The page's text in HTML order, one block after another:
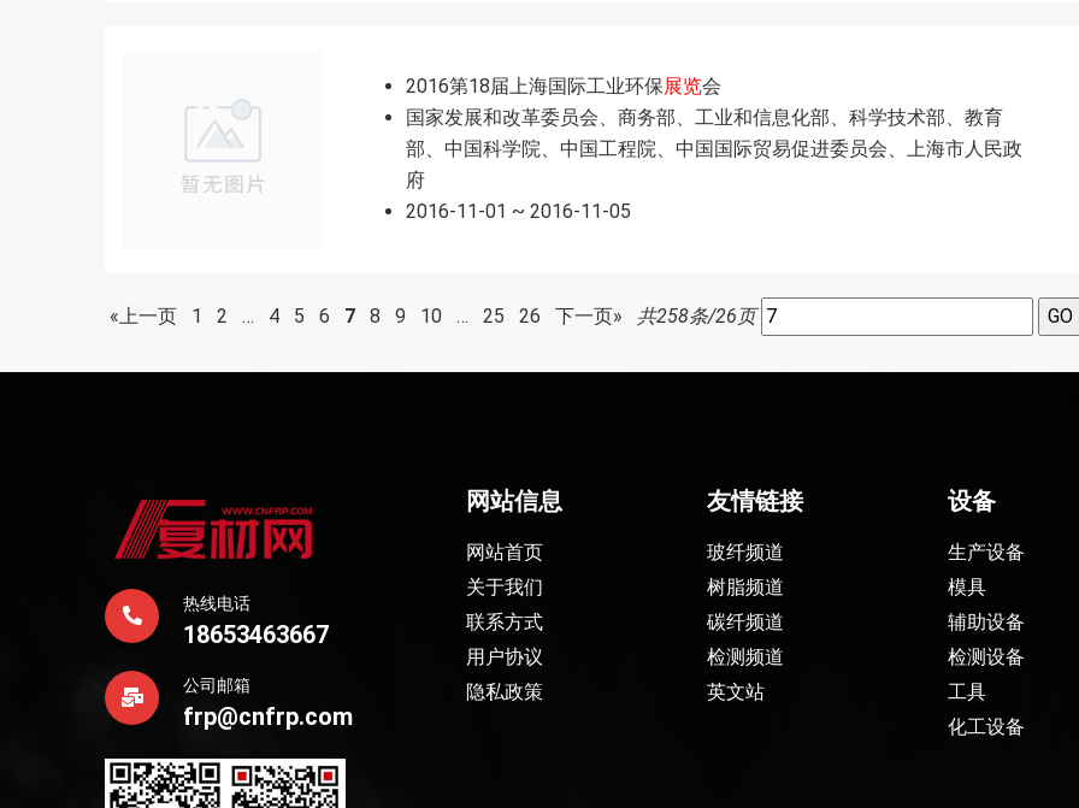
2016第18届上海国际工业环保展览会
国家发展和改革委员会、商务部、工业和信息化部、科学技术部、教育
部、中国科学院、中国工程院、中国国际贸易促进委员会、上海市人民政
府
2016-11-01 ~ 2016-11-05
«上一页 1 2 … 4 5 6 7 8 9 10 … 25 26 下一页» 共258条/26页
热线电话
18653463667
公司邮箱
frp@cnfrp.com
网站信息
网站首页
关于我们
联系方式
用户协议
隐私政策
友情链接
玻纤频道
树脂频道
碳纤频道
检测频道
英文站
设备
生产设备
模具
辅助设备
检测设备
工具
化工设备